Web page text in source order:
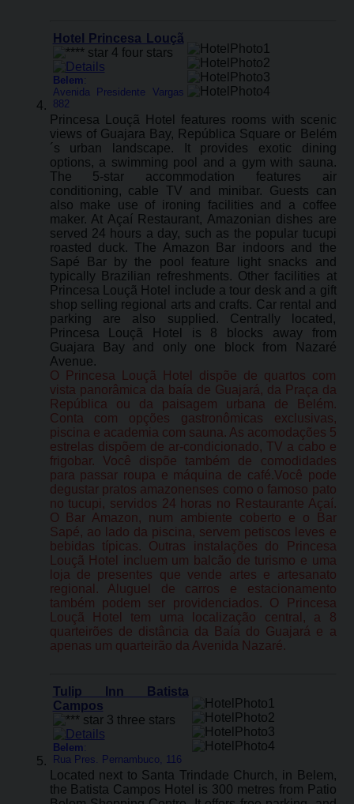
Hotel Princesa Louçã
Belem:
Avenida Presidente Vargas
882
Princesa Louçã Hotel features rooms with scenic
views of Guajara Bay, República Square or Belém
´s urban landscape. It provides exotic dining
options, a swimming pool and a gym with sauna.
The 5-star accommodation features air
conditioning, cable TV and minibar. Guests can
also make use of ironing facilities and a coffee
maker. At Açaí Restaurant, Amazonian dishes are
served 24 hours a day, such as the popular tucupi
roasted duck. The Amazon Bar indoors and the
Sapé Bar by the pool feature light snacks and
typically Brazilian refreshments. Other facilities at
Princesa Louçã Hotel include a tour desk and a gift
shop selling regional arts and crafts. Car rental and
parking are also supplied. Centrally located,
Princesa Louçã Hotel is 8 blocks away from
Guajara Bay and only one block from Nazaré
Avenue.
O Princesa Louçã Hotel dispõe de quartos com
vista panorâmica da baía de Guajará, da Praça da
República ou da paisagem urbana de Belém.
Conta com opções gastronômicas exclusivas,
piscina e academia com sauna. As acomodações 5
estrelas dispõem de ar-condicionado, TV a cabo e
frigobar. Você dispõe também de comodidades
para passar roupa e máquina de café.Você pode
degustar pratos amazonenses como o famoso pato
no tucupi, servidos 24 horas no Restaurante Açaí.
O Bar Amazon, num ambiente coberto e o Bar
Sapé, ao lado da piscina, servem petiscos leves e
bebidas típicas. Outras instalações do Princesa
Louçã Hotel incluem um balcão de turismo e uma
loja de presentes que vende artes e artesanato
regional. Aluguel de carros e estacionamento
também podem ser providenciados. O Princesa
Louçã Hotel tem uma localização central, a 8
quarteirões de distância da Baía do Guajará e a
apenas um quarteirão da Avenida Nazaré.
Tulip Inn Batista
Campos
Belem:
Rua Pres. Pernambuco, 116
Located next to Santa Trindade Church, in Belem,
the Batista Campos Hotel is 300 metres from Patio